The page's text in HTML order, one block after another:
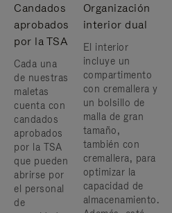
Candados
aprobados
por la TSA
Cada una
de nuestras
maletas
cuenta con
candados
aprobados
por la TSA
que pueden
abrirse por
el personal
de
Organización
interior dual
El interior
incluye un
compartimento
con cremallera y
un bolsillo de
malla de gran
tamaño,
también con
cremallera, para
optimizar la
capacidad de
almacenamiento.